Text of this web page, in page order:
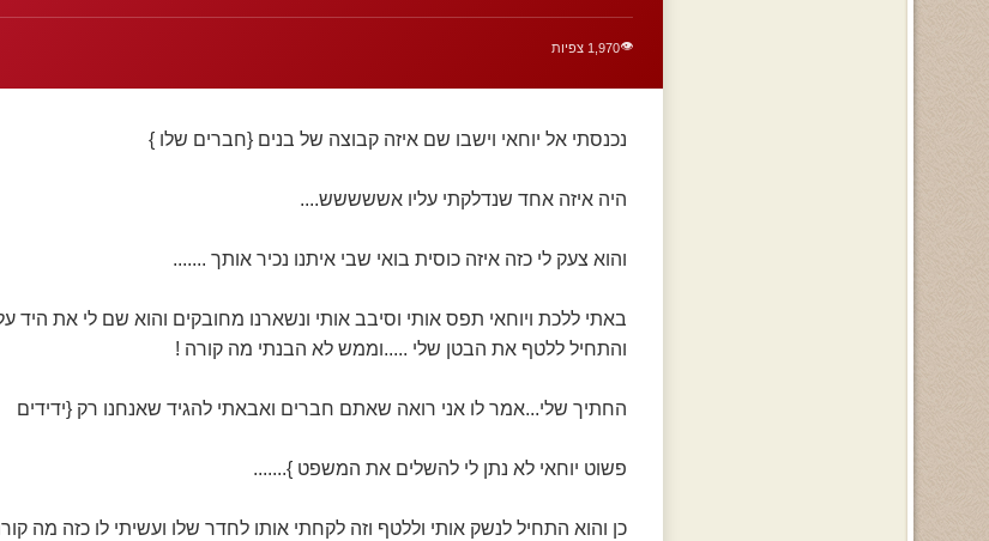
👁️1,970 צפיות
נכנסתי אל יוחאי וישבו שם איזה קבוצה של בנים {חברים שלו }
היה איזה אחד שנדלקתי עליו אששששש....
והוא צעק לי כזה איזה כוסית בואי שבי איתנו נכיר אותך .......
באתי ללכת ויוחאי תפס אותי וסיבב אותי ונשארנו מחובקים והוא שם לי את היד
והתחיל ללטף את הבטן שלי .....וממש לא הבנתי מה קורה !
החתיך שלי...אמר לו אני רואה שאתם חברים ואבאתי להגיד שאנחנו רק {ידידים
פשוט יוחאי לא נתן לי להשלים את המשפט }.......
כן והוא התחיל לנשק אותי וללטף וזה לקחתי אותו לחדר שלו ועשיתי לו כזה מה